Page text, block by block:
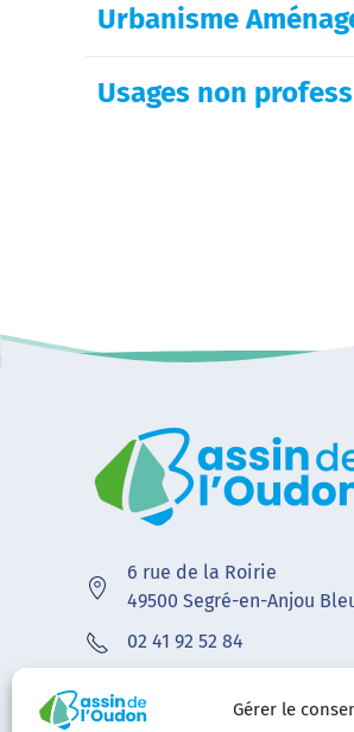
Gérer le
Urbanisme
Usages non
6 rue de la Roirie
49500 Segré-en-Anjou
02 41 92 52 84